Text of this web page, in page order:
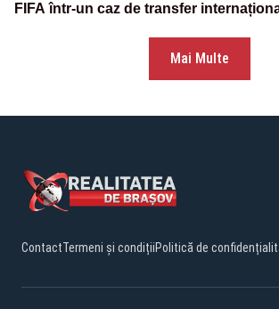
FIFA într-un caz de transfer
Mai Multe
ContactTermeni și condițiiPolitică de